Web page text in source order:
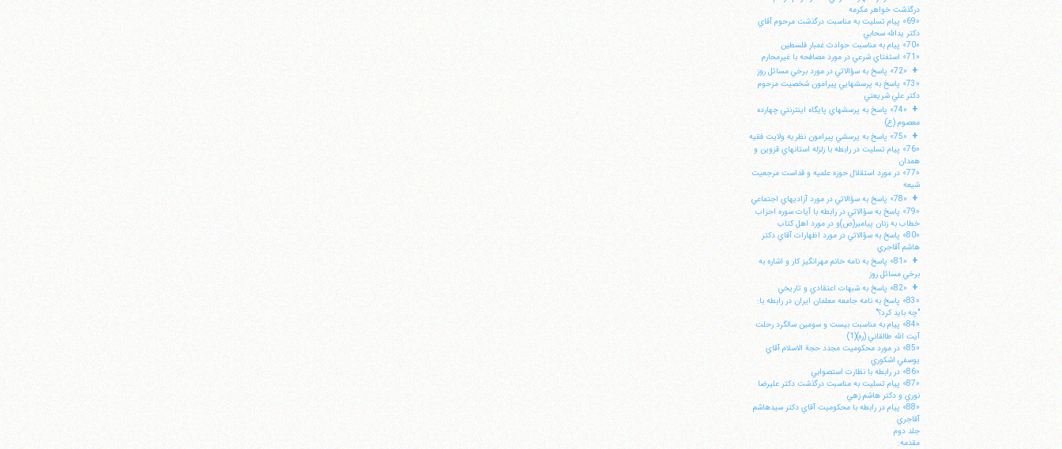
درگذشت خواهر مكرمه
«69» پيام تسليت به مناسبت درگذشت مرحوم آقاي
دكتر يدالله سحابي
«70» پيام به مناسبت حوادث غمبار فلسطين
«71» استفتاي شرعي در مورد مصافحه با غيرمحارم
+ «72» پاسخ به سؤالاتي در مورد برخي مسائل روز
«73» پاسخ به پرسشهايي پيرامون شخصيت مرحوم
دكتر علي شريعتي
+
«74» پاسخ به پرسشهاي پايگاه اينترنتي چهارده
معصوم (ع)
+ «75» پاسخ به پرسشي پيرامون نظريه ولايت فقيه
«76» پيام تسليت در رابطه با زلزله استانهاي قزوين و
همدان
«77» در مورد استقلال حوزه علميه و قداست مرجعيت
شيعه
+ «78» پاسخ به سؤالاتي در مورد آزاديهاي اجتماعي
«79» پاسخ به سؤالاتي در رابطه با آيات سوره احزاب
خطاب به زنان پيامبر(ص)و در مورد اهل كتاب
«80» پاسخ به سؤالاتي در مورد اظهارات آقاي دكتر
هاشم آقاجري
+
«81» پاسخ به نامه خانم مهرانگيز كار و اشاره به
برخي مسائل روز
+ «82» پاسخ به شبهات اعتقادي و تاريخي
«83» پاسخ به نامه جامعه معلمان ايران در رابطه با:
"چه بايد كرد؟"
«84» پيام به مناسبت بيست و سومين سالگرد رحلت
آيت الله طالقاني (ره)(1)
«85» در مورد محكوميت مجدد حجة الاسلام آقاي
يوسفي اشكوري
«86» در رابطه با نظارت استصوابي
«87» پيام تسليت به مناسبت درگذشت دكتر عليرضا
نوري و دكتر هاشم زهي
«88» پيام در رابطه با محكوميت آقاي دكتر سيدهاشم
آقاجري
جلد دوم
مقدمه: